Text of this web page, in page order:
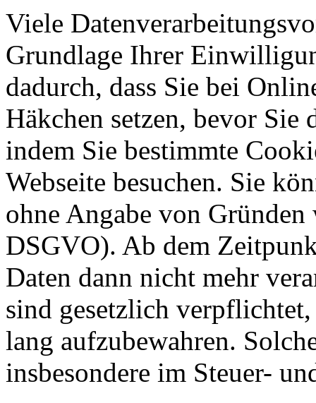
Viele
Grundlage Ihrer
dadurch, dass Sie bei
Häkchen setzen, bevor Sie
indem Sie bestimmte
Webseite besuchen. Sie
ohne Angabe von
DSGVO). Ab dem
Daten dann nicht mehr
sind gesetzlich
lang aufzubewahren.
insbesondere im Steuer-